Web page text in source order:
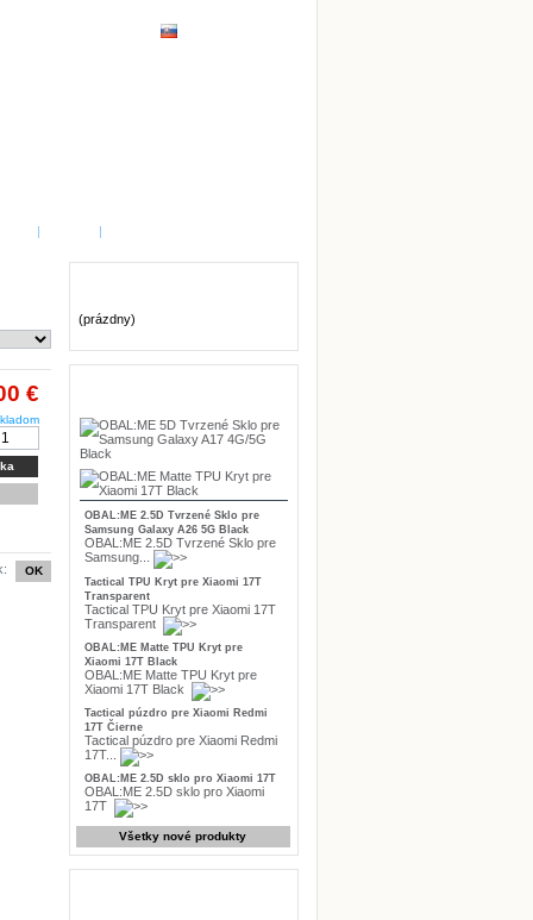
€
(prázdny)
OBAL:ME 2.5D Tvrzené Sklo pre
Samsung Galaxy A26 5G Black
OBAL:ME 2.5D Tvrzené Sklo pre
Samsung...
Tactical TPU Kryt pre Xiaomi 17T
Transparent
Tactical TPU Kryt pre Xiaomi 17T
Transparent
OBAL:ME Matte TPU Kryt pre
Xiaomi 17T Black
OBAL:ME Matte TPU Kryt pre
Xiaomi 17T Black
Tactical púzdro pre Xiaomi Redmi
17T Čierne
Tactical púzdro pre Xiaomi Redmi
17T...
OBAL:ME 2.5D sklo pro Xiaomi 17T
OBAL:ME 2.5D sklo pro Xiaomi
17T
Všetky nové produkty